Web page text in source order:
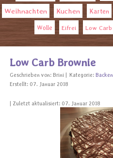
Weihnachten Kuchen Karten
Wolle Eifrei Low Carb
Low Carb Brownie
Geschrieben von: Brini Kategorie: Backen
Erstellt: 07. Januar 2018
Zuletzt aktualisiert: 07. Januar 2018